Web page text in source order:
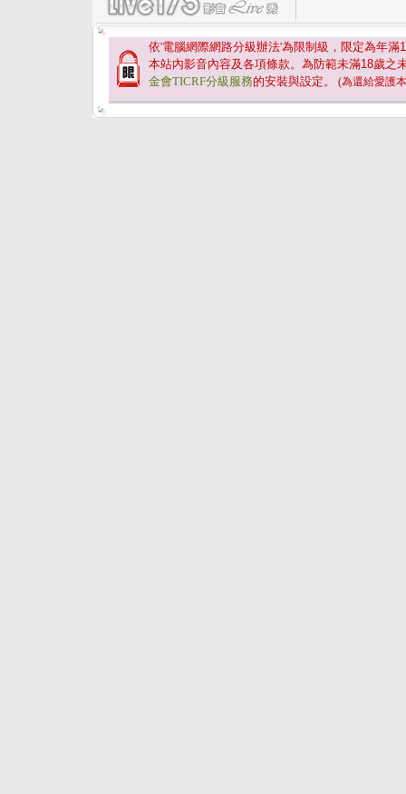
依'電腦網際網路分級辦法'為限制級，限定為年滿
本站內影音內容及各項條款。為防範未滿18歲之
金會TICRF分級服務的安裝與設定。 (為還給愛護